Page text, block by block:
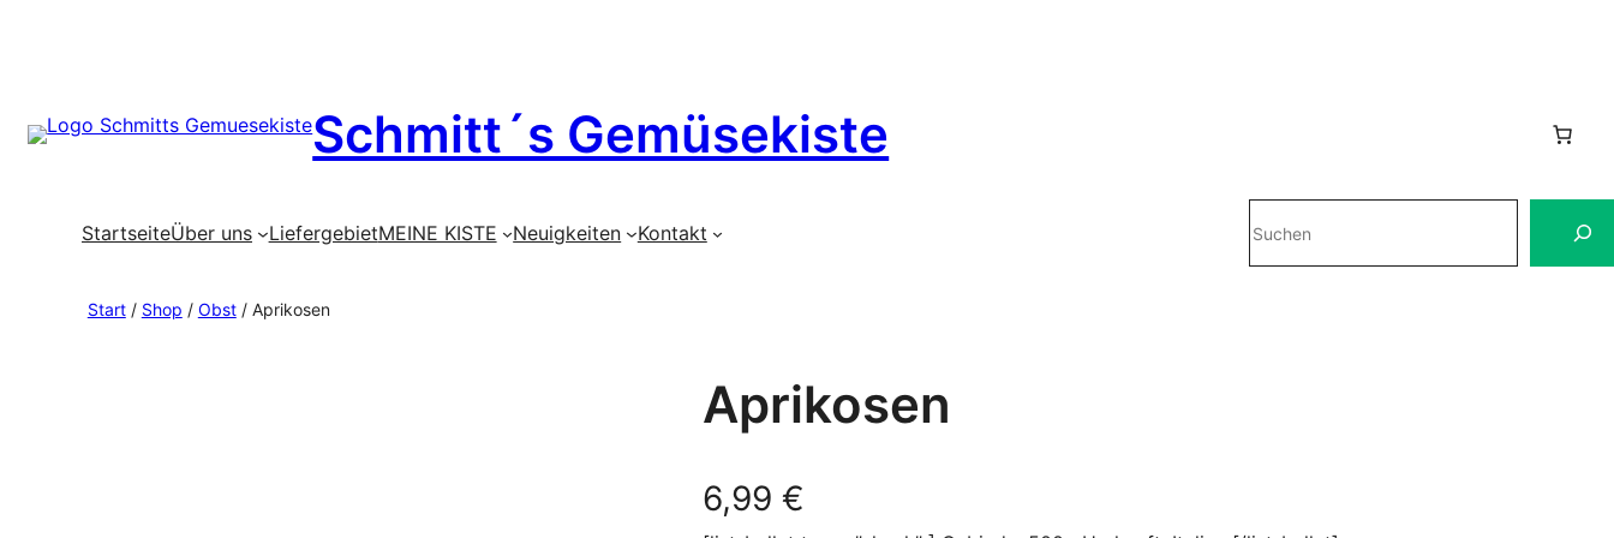
Inhalt
springen
Schmitt´s Gemüsekiste
StartseiteÜber uns LiefergebietMEINE KISTE Neuigkeiten Kontakt
Start/ Shop / Obst/ Aprikosen
Aprikosen
6,99 €